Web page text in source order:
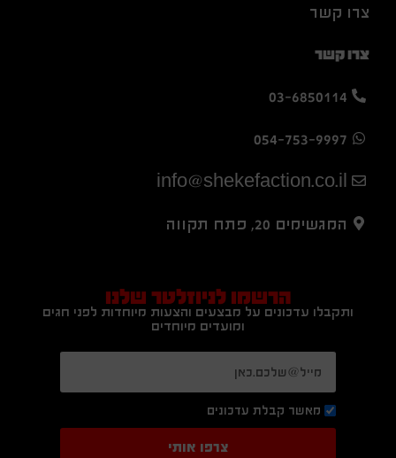
צרו קשר
צרו קשר
03-6850114
054-753-9997
info@shekefaction.co.il
המגשימים 20, פתח תקווה
הרשמו לניוזלטר שלנו
ותקבלו עדכונים על מבצעים והצעות מיוחדות לפני חגים
ומועדים מיוחדים
מאשר קבלת עדכונים
צרפו אותי